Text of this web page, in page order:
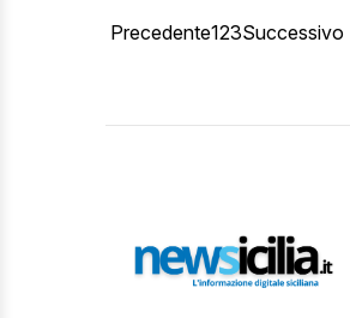
Precedente123Successivo